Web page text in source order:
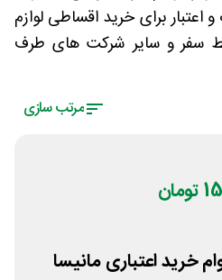
اعتبار برای خرید اقساطی لوازم
سفر و سایر شرکت های طرف
مرتب سازی